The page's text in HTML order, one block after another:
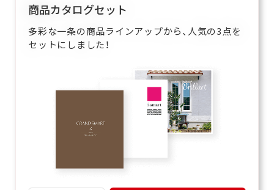
商品カタログセット
多彩な一条の商品ラインアップから、人気の3点を
セットにしました！